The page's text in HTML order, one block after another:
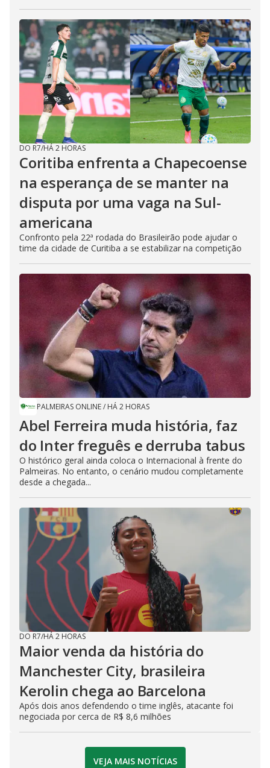
DO R7/HÁ 2 HORAS
Coritiba enfrenta a Chapecoense
na esperança de se manter na
disputa por uma vaga na Sul-
americana
Confronto pela 22ª rodada do Brasileirão pode ajudar o
time da cidade de Curitiba a se estabilizar na competição
PALMEIRAS ONLINE/ HÁ 2 HORAS
Abel Ferreira muda história, faz
do Inter freguês e derruba tabus
O histórico geral ainda coloca o Internacional à frente do
Palmeiras. No entanto, o cenário mudou completamente
desde a chegada...
DO R7/HÁ 2 HORAS
Maior venda da história do
Manchester City, brasileira
Kerolin chega ao Barcelona
Após dois anos defendendo o time inglês, atacante foi
negociada por cerca de R$ 8,6 milhões
VEJA MAIS NOTÍCIAS